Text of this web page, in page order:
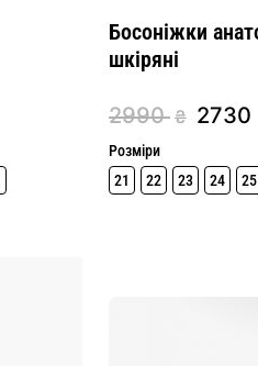
Босоніжки
шкіряні
2990 ₴ 2730
Розміри
21
22 23 24 25